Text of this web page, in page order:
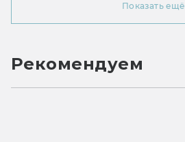
Показать ещё
Рекомендуем